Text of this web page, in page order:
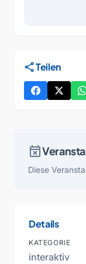
shareTeilen
event_busy
Diese
Details
KATEGORIE
interaktiv